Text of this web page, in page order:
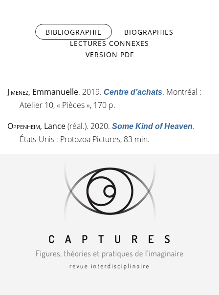
BIBLIOGRAPHIE (ONGLET ACTIF)
BIOGRAPHIES
LECTURES CONNEXES
VERSION PDF
Jimenez, Emmanuelle. 2019. Centre d’achats. Montréal :
Atelier 10, « Pièces », 170 p.
Oppenheim, Lance(réal.). 2020. Some Kind of Heaven.
États-Unis : Protozoa Pictures, 83 min.